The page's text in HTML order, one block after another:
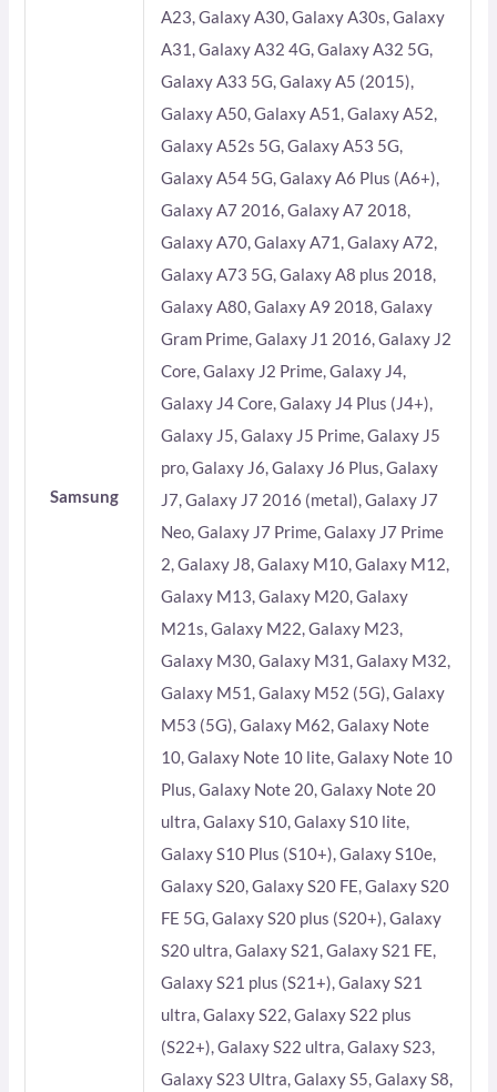
Samsung
A23, Galaxy A30, Galaxy A30s, Galaxy
A31, Galaxy A32 4G, Galaxy A32 5G,
Galaxy A33 5G, Galaxy A5 (2015),
Galaxy A50, Galaxy A51, Galaxy A52,
Galaxy A52s 5G, Galaxy A53 5G,
Galaxy A54 5G, Galaxy A6 Plus (A6+),
Galaxy A7 2016, Galaxy A7 2018,
Galaxy A70, Galaxy A71, Galaxy A72,
Galaxy A73 5G, Galaxy A8 plus 2018,
Galaxy A80, Galaxy A9 2018, Galaxy
Gram Prime, Galaxy J1 2016, Galaxy J2
Core, Galaxy J2 Prime, Galaxy J4,
Galaxy J4 Core, Galaxy J4 Plus (J4+),
Galaxy J5, Galaxy J5 Prime, Galaxy J5
pro, Galaxy J6, Galaxy J6 Plus, Galaxy
J7, Galaxy J7 2016 (metal), Galaxy J7
Neo, Galaxy J7 Prime, Galaxy J7 Prime
2, Galaxy J8, Galaxy M10, Galaxy M12,
Galaxy M13, Galaxy M20, Galaxy
M21s, Galaxy M22, Galaxy M23,
Galaxy M30, Galaxy M31, Galaxy M32,
Galaxy M51, Galaxy M52 (5G), Galaxy
M53 (5G), Galaxy M62, Galaxy Note
10, Galaxy Note 10 lite, Galaxy Note 10
Plus, Galaxy Note 20, Galaxy Note 20
ultra, Galaxy S10, Galaxy S10 lite,
Galaxy S10 Plus (S10+), Galaxy S10e,
Galaxy S20, Galaxy S20 FE, Galaxy S20
FE 5G, Galaxy S20 plus (S20+), Galaxy
S20 ultra, Galaxy S21, Galaxy S21 FE,
Galaxy S21 plus (S21+), Galaxy S21
ultra, Galaxy S22, Galaxy S22 plus
(S22+), Galaxy S22 ultra, Galaxy S23,
Galaxy S23 Ultra, Galaxy S5, Galaxy S8,